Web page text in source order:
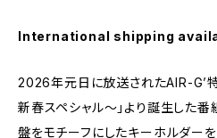
International shipping
2026年元日に放送されたAIR-G’
新春スペシャル～」より誕生した番
盤をモチーフにしたキーホルダー